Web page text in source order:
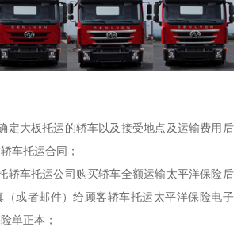
定大板托运的轿车以及接受地点及运输费用后
车托运合同；
轿车托运公司购买轿车全额运输太平洋保险后
（或者邮件）给顾客轿车托运太平洋保险电子
单正本；